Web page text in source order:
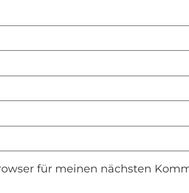
für meinen nächsten